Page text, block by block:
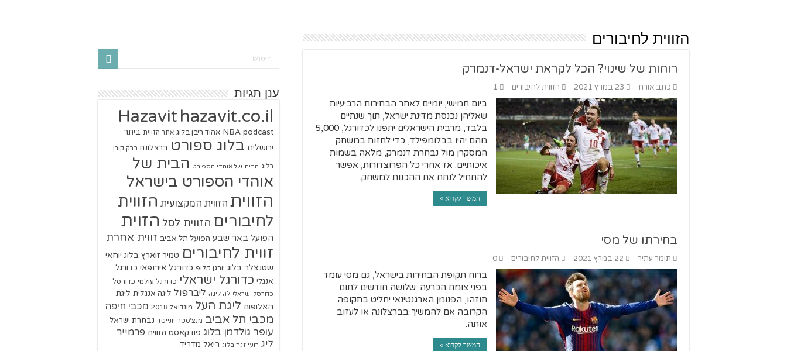
הזווית לחיבורים
רוחות של שינוי? הכל לקראת ישראל-דנמרק
כתב אורח 23 במרץ 2021 הזווית לחיבורים 1
ביום חמישי, יומיים לאחר הבחירות הרביעיות
שאליהן נכנסת מדינת ישראל, תוך שנתיים
בלבד, מרבית הישראלים יתפנו לכדורגל, 5,000
מהם יהיו בבלומפילד, כדי לחזות במשחק
המסקרן מול נבחרת דנמרק, מלאה בשמות
איכותיים. אז אחרי כל הפרוצדורות, אפשר
להתחיל לנתח את ההכנות למשחק.
המשך לקרוא »
בחירתו של מסי
תומר עתיר 22 במרץ 2021 הזווית לחיבורים 0
ברוח תקופת הבחירות בישראל, גם מסי עומד
בפני צומת הכרעה. שלושה חודשים לתום
חוזהו, הפנומן הארגנטינאי יחליט בתקופה
הקרובה אם להמשיך בברצלונה או לעזוב
אותה.
המשך לקרוא »
ענן תגיות
Hazavit hazavit.co.il
NBA podcast אהוד ריבן בלוג אתר הזווית ביתר
ירושלים בלוג ספורט ברצלונה ברק קורן
בלוג הבית של אוהדי הספורט הבית של
אוהדי הספורט בישראל
הזווית הזווית המקצועית הזווית
לחיבורים הזווית לסל הזוית
הפועל באר שבע הפועל תל אביב זווית אחרת
זווית לחיבורים טמיר זוארץ בלוג יוחאי
שטנצלר בלוג יורגן קלופ כדורגל אירופאי כדורגל
אנגלי כדורגל ישראלי כדורגל עולמי כדורסל
כדורסל ישראלי לה ליגה ליברפול ליגה אנגלית ליגת
האלופות ליגת העל מונדיאל 2018 מכבי חיפה
מכבי תל אביב מנצ'סטר יונייטד נבחרת ישראל
עופר גולדמן בלוג פודקאסט הזווית פרמייר
ליג רועי זגה בלוג ריאל מדריד